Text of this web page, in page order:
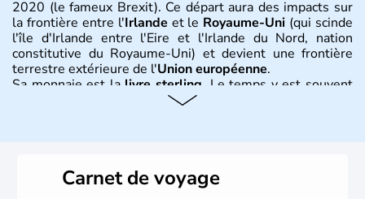
2020 (le fameux Brexit). Ce départ aura des impacts sur
la frontière entre l'Irlande et le Royaume-Uni (qui scinde
l'île d'Irlande entre l'Eire et l'Irlande du Nord, nation
constitutive du Royaume-Uni) et devient une frontière
terrestre extérieure de l'Union européenne.
Sa monnaie est lalivre sterling . Le temps y est souvent
instable avec de nombreuses précipitations : il s’agit d’un
Histoire et administration
Carnet de voyage